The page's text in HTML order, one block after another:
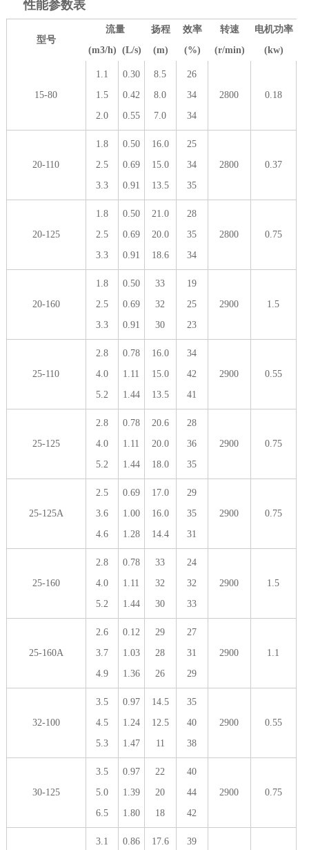
性能参数表
型号
流量
扬程
(m)
效率
(%)
转速
(r/min)
电机功率
(kw)
(m3/h) (L/s)
15-80
1.1
1.5
2.0
0.30
0.42
0.55
8.5
8.0
7.0
26
34
34
2800 0.18
20-110
1.8
2.5
3.3
0.50
0.69
0.91
16.0
15.0
13.5
25
34
35
2800 0.37
20-125
1.8
2.5
3.3
0.50
0.69
0.91
21.0
20.0
18.6
28
35
34
2800 0.75
20-160
1.8
2.5
3.3
0.50
0.69
0.91
33
32
30
19
25
23
2900 1.5
25-110
2.8
4.0
5.2
0.78
1.11
1.44
16.0
15.0
13.5
34
42
41
2900 0.55
25-125
2.8
4.0
5.2
0.78
1.11
1.44
20.6
20.0
18.0
28
36
35
2900 0.75
25-125A
2.5
3.6
4.6
0.69
1.00
1.28
17.0
16.0
14.4
29
35
31
2900 0.75
25-160
2.8
4.0
5.2
0.78
1.11
1.44
33
32
30
24
32
33
2900 1.5
25-160A
2.6
3.7
4.9
0.12
1.03
1.36
29
28
26
27
31
29
2900 1.1
32-100
3.5
4.5
5.3
0.97
1.24
1.47
14.5
12.5
11
35
40
38
2900 0.55
30-125
3.5
5.0
6.5
0.97
1.39
1.80
22
20
18
40
44
42
2900 0.75
3.1 0.86 17.6 39